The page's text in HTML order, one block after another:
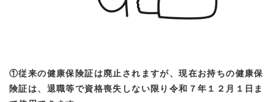
①従来の健康保険証は廃止されますが、現在お持ちの健康保
険証は、退職等で資格喪失しない限り令和７年１２月１日ま